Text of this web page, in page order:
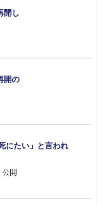
開し
開の
にたい」と言われ
公開